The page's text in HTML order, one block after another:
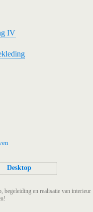
IV
Desktop
en realisatie van interieur